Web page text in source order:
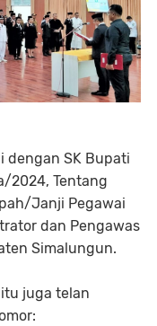
dengan SK Bupati
2024, Tentang
Janji Pegawai
dan Pengawas
Simalungun.
juga telan